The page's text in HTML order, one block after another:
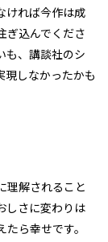
ければ今作は成
ぎ込んでくださ
も、講談社のシ
現しなかったかも
理解されること
しさに変わりは
ら幸せです。